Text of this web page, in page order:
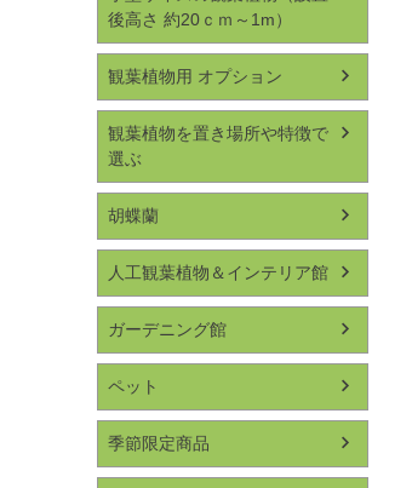
後高さ 約20ｃｍ～1m）
観葉植物用 オプション
観葉植物を置き場所や特徴で
選ぶ
胡蝶蘭
人工観葉植物＆インテリア館
ガーデニング館
ペット
季節限定商品